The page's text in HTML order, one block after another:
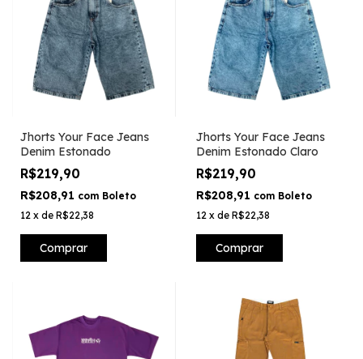
Jhorts Your Face Jeans
Denim Estonado
R$219,90
R$208,91 com Boleto
12 x de R$22,38
Comprar
Jhorts Your Face Jeans
Denim Estonado Claro
R$219,90
R$208,91 com Boleto
12 x de R$22,38
Comprar